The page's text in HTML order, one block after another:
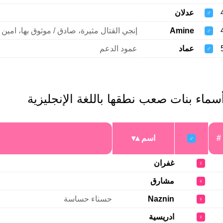
♂ عدلان
♂
Amine إنجي القتال مثيرة، صادق / موثوق بها، امين
♂ عماد عمود الدعم
أسماء بنات صعب نطقها باللغة الإنجليزية
#
♂ اسم
♀ غفران
♀ مشارق
♀
Naznin حسناء حساسة
♀ ادريسية